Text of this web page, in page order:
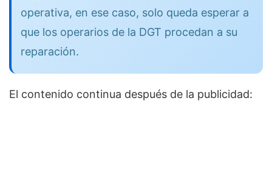
operativa, en ese caso, solo queda esperar a
que los operarios de la DGT procedan a su
reparación.
El contenido continua después de la publicidad: